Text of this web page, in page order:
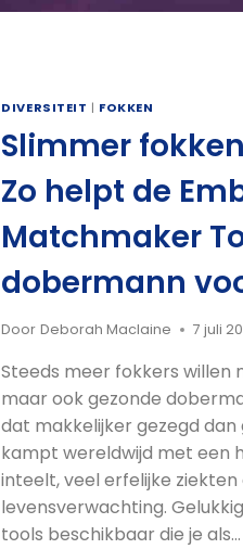
DIVERSITEIT | FOKKEN
Slimmer
Zo helpt de
Matchmaker
dobermann
Door Deborah Maclaine 7 juli
Steeds meer fokkers willen
maar ook gezonde
dat makkelijker gezegd dan
kampt wereldwijd met een
inteelt, veel erfelijke ziekten
levensverwachting.
tools beschikbaar die je als…